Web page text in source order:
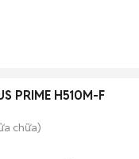
PRIME H510M-F
chữa)